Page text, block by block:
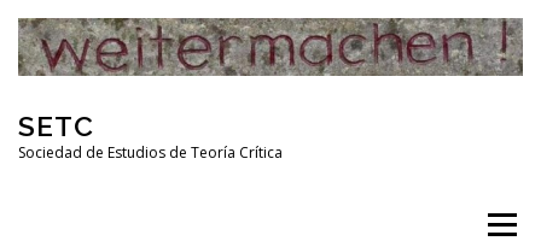
content
SETC
Sociedad de Estudios de Teoría Crítica
Menu